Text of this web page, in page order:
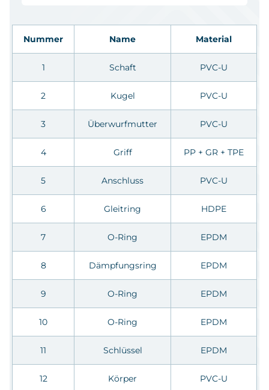
Nummer Name Material
1 Schaft PVC-U
2 Kugel PVC-U
3 Überwurfmutter PVC-U
4 Griff PP + GR + TPE
5 Anschluss PVC-U
6 Gleitring HDPE
7 O-Ring EPDM
8 Dämpfungsring EPDM
9 O-Ring EPDM
10 O-Ring EPDM
11 Schlüssel EPDM
12 Körper PVC-U